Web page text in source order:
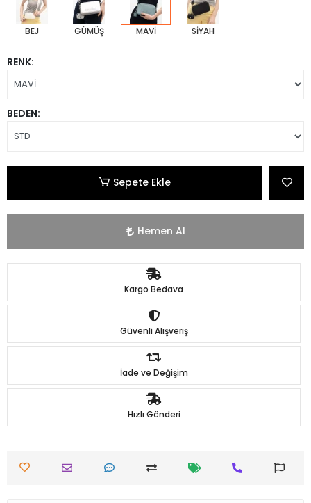
BEJ GÜMÜŞ MAVİ SİYAH
RENK:
BEDEN:
Sepete Ekle
Hemen Al
Kargo Bedava
Güvenli Alışveriş
İade ve Değişim
Hızlı Gönderi